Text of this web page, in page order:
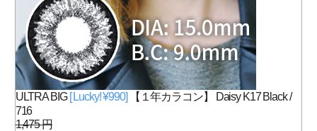
ULTRA BIG[ Lucky! ¥990] 【１年カラコン】 Daisy K17 Black /
716
1,475 円